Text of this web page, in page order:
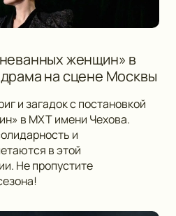
женщин» в
на сцене Москвы
и загадок с постановкой
в МХТ имени Чехова.
и
в этой
Не пропустите